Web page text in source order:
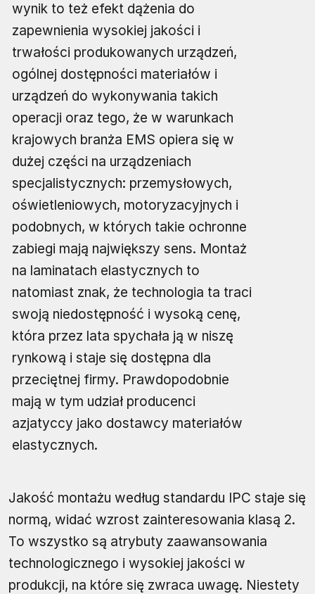
wynik to też efekt dążenia do
zapewnienia wysokiej jakości i
trwałości produkowanych urządzeń,
ogólnej dostępności materiałów i
urządzeń do wykonywania takich
operacji oraz tego, że w warunkach
krajowych branża EMS opiera się w
dużej części na urządzeniach
specjalistycznych: przemysłowych,
oświetleniowych, motoryzacyjnych i
podobnych, w których takie ochronne
zabiegi mają największy sens. Montaż
na laminatach elastycznych to
natomiast znak, że technologia ta traci
swoją niedostępność i wysoką cenę,
która przez lata spychała ją w niszę
rynkową i staje się dostępna dla
przeciętnej firmy. Prawdopodobnie
mają w tym udział producenci
azjatyccy jako dostawcy materiałów
elastycznych.
Jakość montażu według standardu IPC staje się
normą, widać wzrost zainteresowania klasą 2.
To wszystko są atrybuty zaawansowania
technologicznego i wysokiej jakości w
produkcji, na które się zwraca uwagę. Niestety